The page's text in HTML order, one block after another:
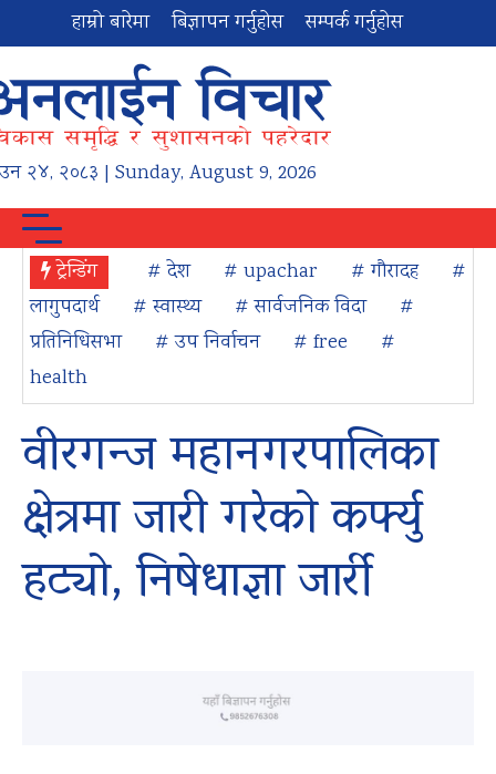
हाम्रो बारेमा बिज्ञापन गर्नुहोस सम्पर्क गर्नुहोस
२४, २०८३ | Sunday, August 9, 2026
ट्रेन्डिंग # देश # upachar # गौरादह
#
लागुपदार्थ
# स्वास्थ्य # सार्वजनिक विदा
#
प्रतिनिधिसभा
# उप निर्वाचन # free
#
health
वीरगन्ज महानगरपालिका
क्षेत्रमा जारी गरेको कर्फ्यु
हट्यो, निषेधाज्ञा जार्री